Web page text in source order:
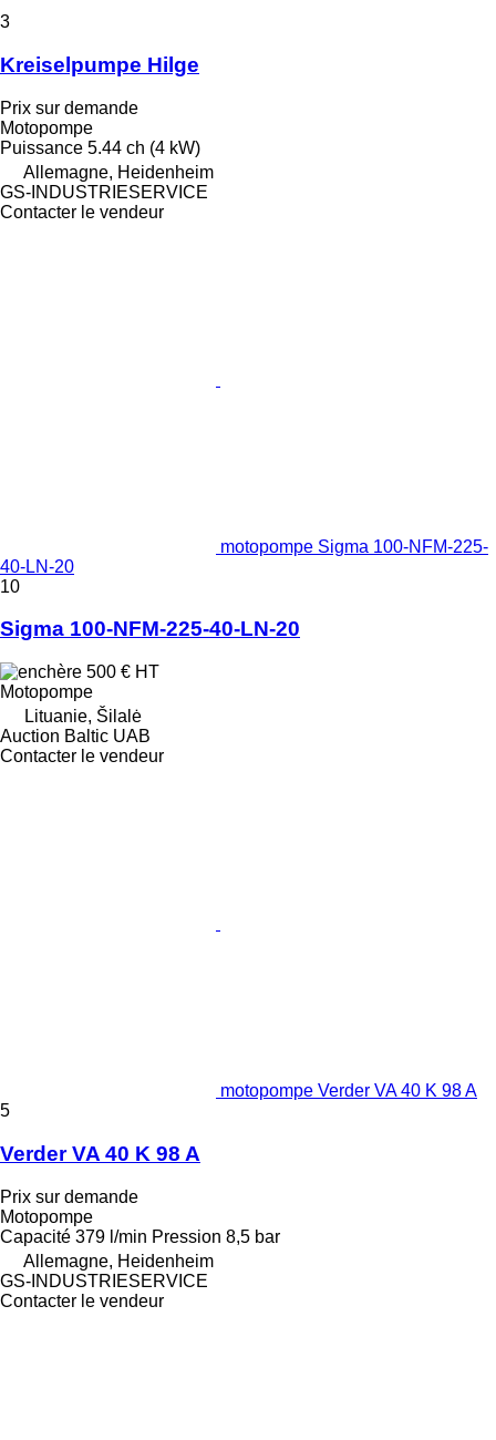
3
Kreiselpumpe Hilge
Prix sur demande
Motopompe
Puissance 5.44 ch (4 kW)
Allemagne, Heidenheim
GS-INDUSTRIESERVICE
Contacter le vendeur
motopompe Sigma 100-NFM-225-
40-LN-20
10
Sigma 100-NFM-225-40-LN-20
500 € HT
Motopompe
Lituanie, Šilalė
Auction Baltic UAB
Contacter le vendeur
motopompe Verder VA 40 K 98 A
5
Verder VA 40 K 98 A
Prix sur demande
Motopompe
Capacité 379 l/min Pression 8,5 bar
Allemagne, Heidenheim
GS-INDUSTRIESERVICE
Contacter le vendeur